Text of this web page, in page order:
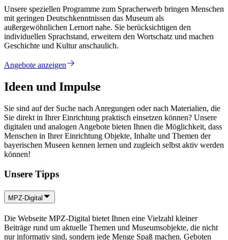
Unsere speziellen Programme zum Spracherwerb bringen Menschen
mit geringen Deutschkenntnissen das Museum als
außergewöhnlichen Lernort nahe. Sie berücksichtigen den
individuellen Sprachstand, erweitern den Wortschatz und machen
Geschichte und Kultur anschaulich.
Angebote anzeigen
Ideen und Impulse
Sie sind auf der Suche nach Anregungen oder nach Materialien, die
Sie direkt in Ihrer Einrichtung praktisch einsetzen können? Unsere
digitalen und analogen Angebote bieten Ihnen die Möglichkeit, dass
Menschen in Ihrer Einrichtung Objekte, Inhalte und Themen der
bayerischen Museen kennen lernen und zugleich selbst aktiv werden
können!
Unsere Tipps
MPZ-Digital
Die Webseite MPZ-Digital bietet Ihnen eine Vielzahl kleiner
Beiträge rund um aktuelle Themen und Museumsobjekte, die nicht
nur informativ sind, sondern jede Menge Spaß machen. Geboten